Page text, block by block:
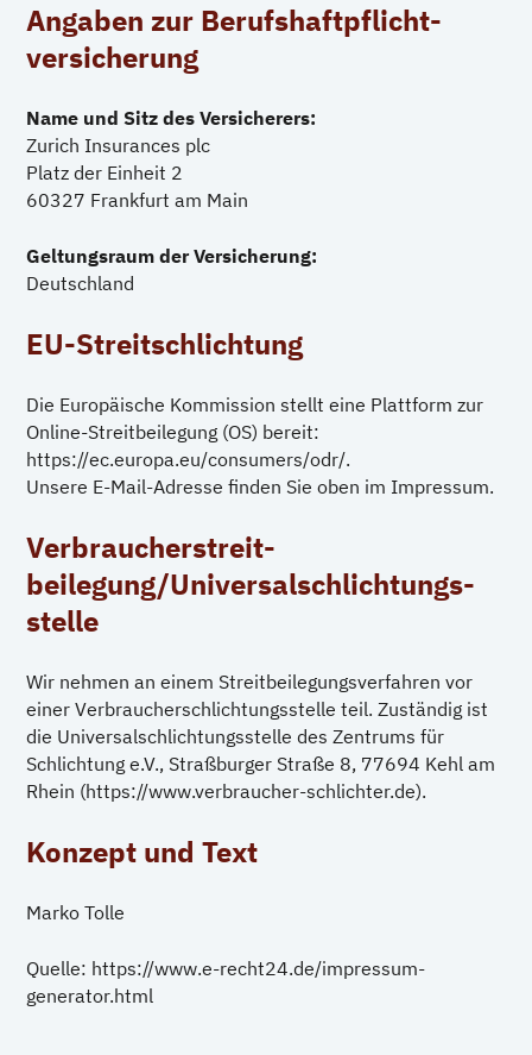
Angaben zur Berufs­haftpflicht­
versicherung
Name und Sitz des Versicherers:
Zurich Insurances plc
Platz der Einheit 2
60327 Frankfurt am Main
Geltungsraum der Versicherung:
Deutschland
EU-Streitschlichtung
Die Europäische Kommission stellt eine Plattform zur
Online-Streitbeilegung (OS) bereit:
https://ec.europa.eu/consumers/odr/.
Unsere E-Mail-Adresse finden Sie oben im Impressum.
Verbraucher­streit­
beilegung/Universal­schlichtungs­
stelle
Wir nehmen an einem Streitbeilegungsverfahren vor
einer Verbraucherschlichtungsstelle teil. Zuständig ist
die Universalschlichtungsstelle des Zentrums für
Schlichtung e.V., Straßburger Straße 8, 77694 Kehl am
Rhein (https://www.verbraucher-schlichter.de).
Konzept und Text
Marko Tolle
Quelle: https://www.e-recht24.de/impressum-
generator.html